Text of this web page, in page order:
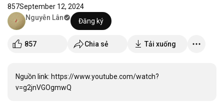
857September 12, 2024
Nguyễn Lân
Đăng ký
857 Chia sẻ Tải xuống
Nguồn link: https://www.youtube.com/watch?
v=g2jnVGOgmwQ